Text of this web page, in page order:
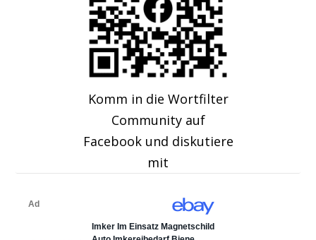
Komm in die Wortfilter
Community auf
Facebook und diskutiere
mit